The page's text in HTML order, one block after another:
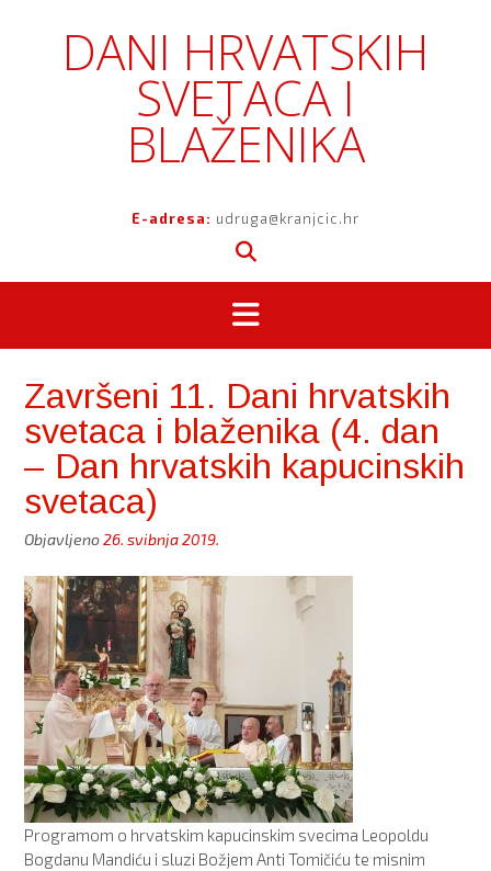
DANI HRVATSKIH
SVETACA I
BLAŽENIKA
E-adresa: udruga@kranjcic.hr
Završeni 11. Dani hrvatskih
svetaca i blaženika (4. dan
– Dan hrvatskih kapucinskih
svetaca)
Objavljeno26. svibnja 2019.
Programom o hrvatskim kapucinskim svecima Leopoldu
Bogdanu Mandiću i sluzi Božjem Anti Tomičiću te misnim